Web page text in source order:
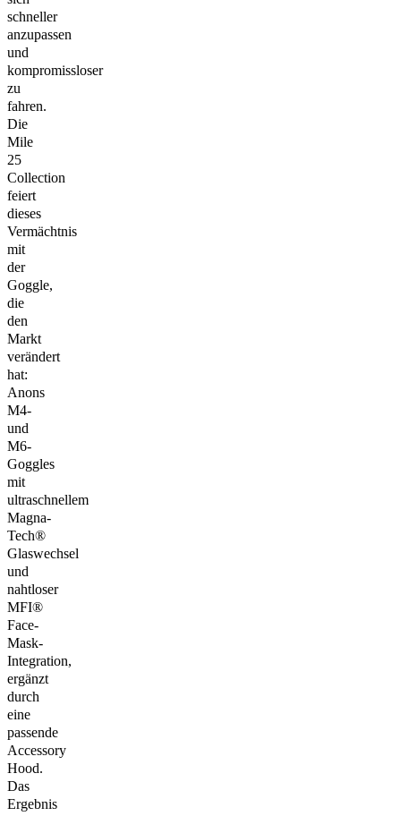
schneller
anzupassen
und
kompromissloser
zu
fahren.
Die
Mile
25
Collection
feiert
dieses
Vermächtnis
mit
der
Goggle,
die
den
Markt
verändert
hat:
Anons
M4-
und
M6-
Goggles
mit
ultraschnellem
Magna-
Tech®
Glaswechsel
und
nahtloser
MFI®
Face-
Mask-
Integration,
ergänzt
durch
eine
passende
Accessory
Hood.
Das
Ergebnis